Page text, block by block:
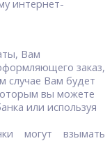
интернет-
Вам
заказ,
случае Вам будет
вы можете
или используя
могут взымать